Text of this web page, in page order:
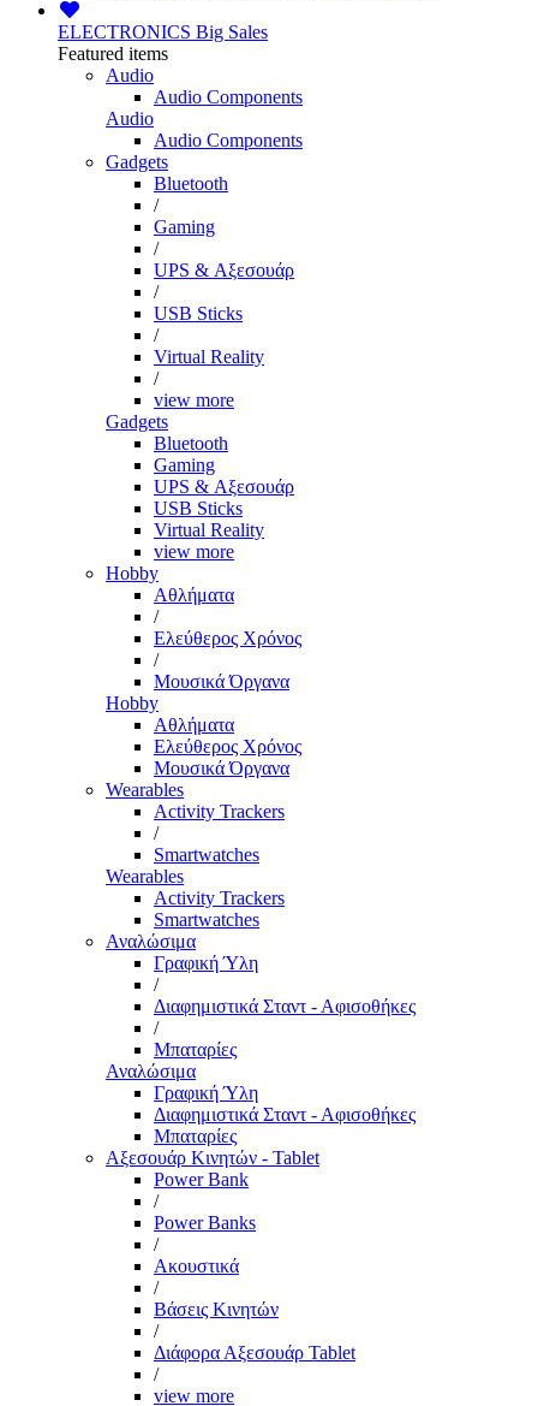
ELECTRONICS Big Sales
Featured items
Audio
Audio Components
Audio
Audio Components
Gadgets
Bluetooth
/
Gaming
/
UPS & Αξεσουάρ
/
USB Sticks
/
Virtual Reality
/
view more
Gadgets
Bluetooth
Gaming
UPS & Αξεσουάρ
USB Sticks
Virtual Reality
view more
Hobby
Αθλήματα
/
Ελεύθερος Χρόνος
/
Μουσικά Όργανα
Hobby
Αθλήματα
Ελεύθερος Χρόνος
Μουσικά Όργανα
Wearables
Activity Trackers
/
Smartwatches
Wearables
Activity Trackers
Smartwatches
Αναλώσιμα
Γραφική Ύλη
/
Διαφημιστικά Σταντ - Αφισοθήκες
/
Μπαταρίες
Αναλώσιμα
Γραφική Ύλη
Διαφημιστικά Σταντ - Αφισοθήκες
Μπαταρίες
Αξεσουάρ Κινητών - Tablet
Power Bank
/
Power Banks
/
Ακουστικά
/
Βάσεις Κινητών
/
Διάφορα Αξεσουάρ Tablet
/
view more